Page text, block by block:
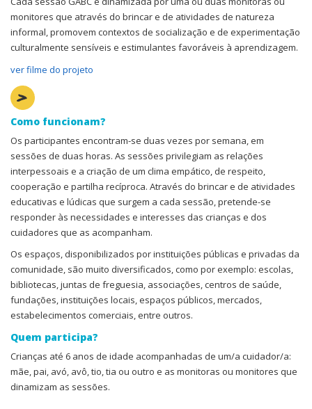
monitores que através do brincar e de atividades de natureza
informal, promovem contextos de socialização e de experimentação
culturalmente sensíveis e estimulantes favoráveis à aprendizagem.
ver filme do projeto
Como funcionam?
Os participantes encontram-se duas vezes por semana, em
sessões de duas horas. As sessões privilegiam as relações
interpessoais e a criação de um clima empático, de respeito,
cooperação e partilha recíproca. Através do brincar e de atividades
educativas e lúdicas que surgem a cada sessão, pretende-se
responder às necessidades e interesses das crianças e dos
cuidadores que as acompanham.
Os espaços, disponibilizados por instituições públicas e privadas da
comunidade, são muito diversificados, como por exemplo: escolas,
bibliotecas, juntas de freguesia, associações, centros de saúde,
fundações, instituições locais, espaços públicos, mercados,
estabelecimentos comerciais, entre outros.
Quem participa?
Crianças até 6 anos de idade acompanhadas de um/a cuidador/a:
mãe, pai, avó, avô, tio, tia ou outro e as monitoras ou monitores que
dinamizam as sessões.